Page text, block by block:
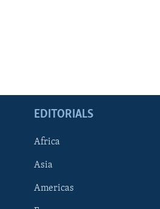
EDITORIALS
Africa
Asia
Americas